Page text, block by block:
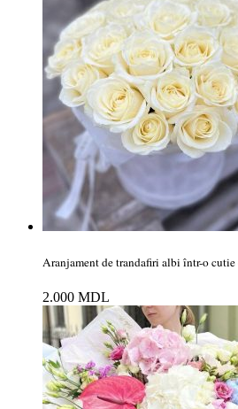
Aranjament de trandafiri albi într-o cutie
2.000 MDL